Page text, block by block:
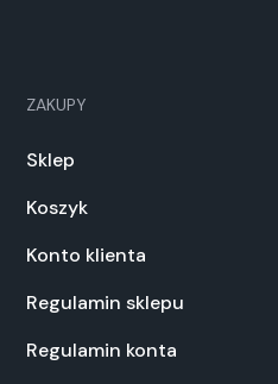
ZAKUPY
Sklep
Koszyk
Konto klienta
Regulamin sklepu
Regulamin konta